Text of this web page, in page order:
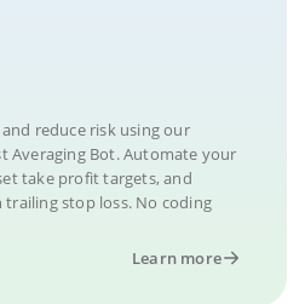
reduce risk using our
Averaging Bot. Automate your
take profit targets, and
stop loss. No coding
Learn more